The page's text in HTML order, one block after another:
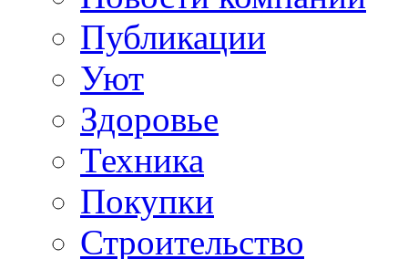
Публикации
Уют
Здоровье
Техника
Покупки
Строительство